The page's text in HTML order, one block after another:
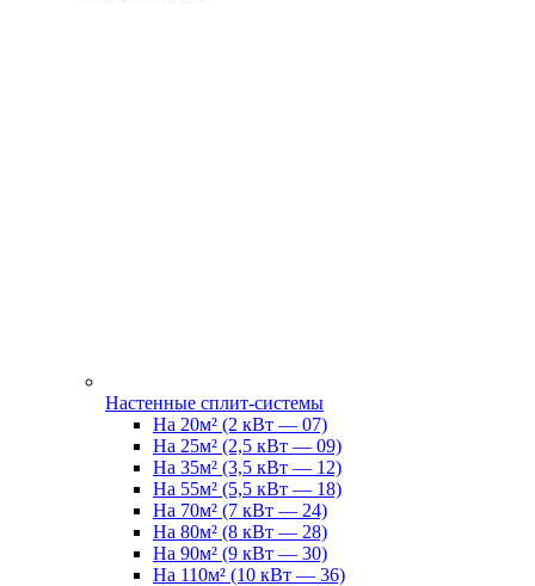
Настенные сплит-системы
На 20м² (2 кВт — 07)
На 25м² (2,5 кВт — 09)
На 35м² (3,5 кВт — 12)
На 55м² (5,5 кВт — 18)
На 70м² (7 кВт — 24)
На 80м² (8 кВт — 28)
На 90м² (9 кВт — 30)
На 110м² (10 кВт — 36)